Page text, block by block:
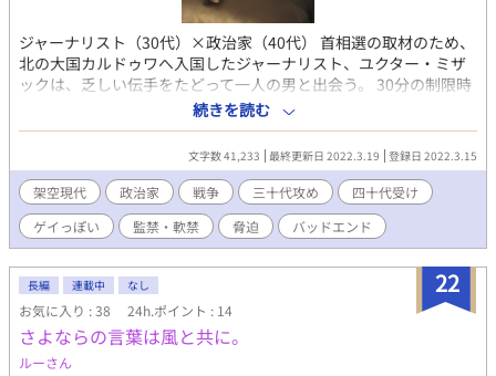
ジャーナリスト（30代）×政治家（40代） 首相選の取材のため、
北の大国カルドゥワへ入国したジャーナリスト、ユクター・ミザ
ックは、乏しい伝手をたどって一人の男と出会う。 30分の制限時
間の中で糸口を掴もうとするユクターは、だが、次第に取材より
も目の前の男へと惹きつけられていく。 架空近現代が舞台のお話
です。 苦手な話題がある方は、タグの確認をお願いします。 ※ま
た、政治と戦争の話が出てきますので、近日のニュースがしんど
い方等にはおすすめしません。 ご了承いただければ幸いです。 こ
の小説はムーンライトノベルズ・カクヨムにも掲載しています。
続きを読む
文字数 41,233 最終更新日 2022.3.19 登録日 2022.3.15
架空現代 政治家 戦争 三十代攻め
四十代受け
ゲイっぽい
監禁・軟禁 脅迫 バッドエンド
22
長編 連載中 なし
お気に入り : 38 24h.ポイント : 14
さよならの言葉は風と共に。
ルーさん